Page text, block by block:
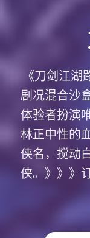
《刀剑江
剧况混合沙
体验者扮演
林正中性的
侠名，搅动
侠。》》》